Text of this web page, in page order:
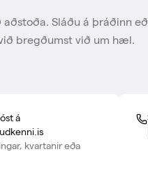
Sláðu á þráðinn
bregðumst við um hæl.
á
kvartanir eða